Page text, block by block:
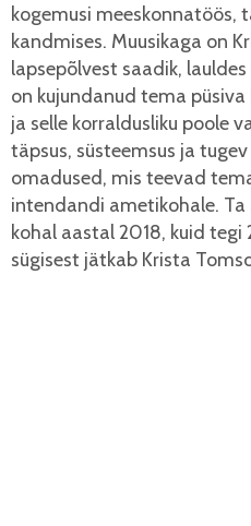
kogemusi meeskonnatöös,
kandmises. Muusikaga on
lapsepõlvest saadik,
on kujundanud tema
ja selle korraldusliku poole
täpsus, süsteemsus ja
omadused, mis teevad
intendandi ametikohale.
kohal aastal 2018, kuid
sügisest jätkab Krista